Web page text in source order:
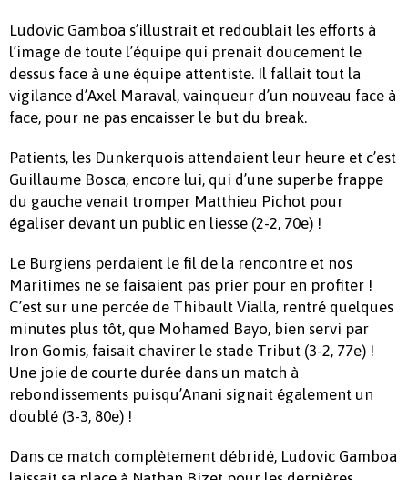
Ludovic Gamboa s’illustrait et redoublait les efforts à
l’image de toute l’équipe qui prenait doucement le
dessus face à une équipe attentiste. Il fallait tout la
vigilance d’Axel Maraval, vainqueur d’un nouveau face à
face, pour ne pas encaisser le but du break.
Patients, les Dunkerquois attendaient leur heure et c’est
Guillaume Bosca, encore lui, qui d’une superbe frappe
du gauche venait tromper Matthieu Pichot pour
égaliser devant un public en liesse (2-2, 70e) !
Le Burgiens perdaient le fil de la rencontre et nos
Maritimes ne se faisaient pas prier pour en profiter !
C’est sur une percée de Thibault Vialla, rentré quelques
minutes plus tôt, que Mohamed Bayo, bien servi par
Iron Gomis, faisait chavirer le stade Tribut (3-2, 77e) !
Une joie de courte durée dans un match à
rebondissements puisqu’Anani signait également un
doublé (3-3, 80e) !
Dans ce match complètement débridé, Ludovic Gamboa